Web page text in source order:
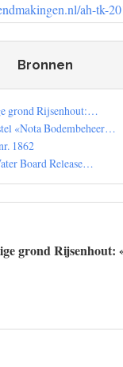
ah-tk-
Bronnen
grond Rijsenhout:…
«Nota Bodembeheer…
1862
Board Release…
grond Rijsenhout: